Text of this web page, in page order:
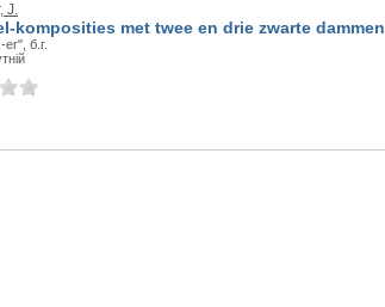
J.
komposities met twee en drie zwarte dammen
б.г.